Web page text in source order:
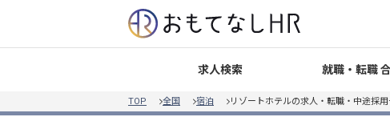
求人検索 就職・転職
TOP 全国 宿泊 リゾートホテルの求人・転職・中途採